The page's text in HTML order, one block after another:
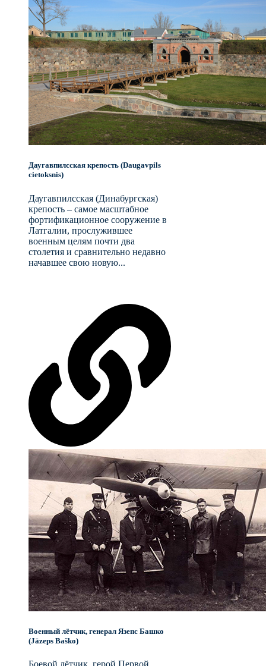
Даугавпилсская крепость (Daugavpils
cietoksnis)
Даугавпилсская (Динабургская)
крепость – самое масштабное
фортификационное сооружение в
Латгалии, прослужившее
военным целям почти два
столетия и сравнительно недавно
начавшее свою новую...
Военный лётчик, генерал Язепс Башко
(Jāzeps Baško)
Боевой лётчик, герой Первой